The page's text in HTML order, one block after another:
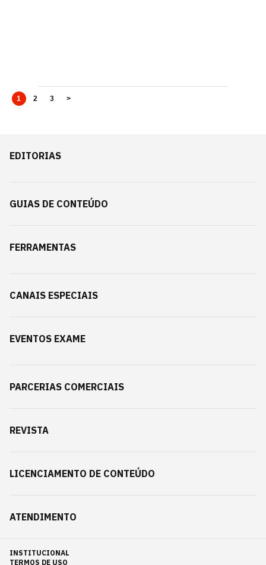
1 2 3 >
EDITORIAS
GUIAS DE CONTEÚDO
FERRAMENTAS
CANAIS ESPECIAIS
EVENTOS EXAME
PARCERIAS COMERCIAIS
REVISTA
LICENCIAMENTO DE CONTEÚDO
ATENDIMENTO
INSTITUCIONAL
TERMOS DE USO